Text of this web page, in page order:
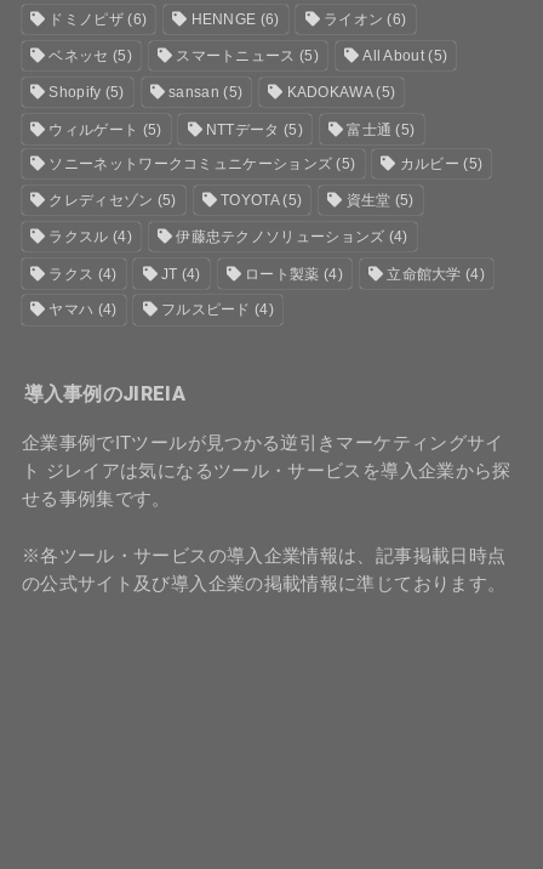
ドミノピザ(6) HENNGE (6) ライオン (6)
ベネッセ (5) スマートニュース (5) All About(5)
Shopify (5) sansan (5) KADOKAWA(5)
ウィルゲート (5) NTTデータ (5) 富士通 (5)
ソニーネットワークコミュニケーションズ (5) カルビー (5)
クレディセゾン (5) TOYOTA(5) 資生堂 (5)
ラクスル (4) 伊藤忠テクノソリューションズ (4)
ラクス (4) JT (4) ロート製薬 (4) 立命館大学 (4)
ヤマハ (4) フルスピード (4)
導入事例のJIREIA
企業事例でITツールが見つかる逆引きマーケティングサイ
ト ジレイアは気になるツール・サービスを導入企業から探
せる事例集です。
※各ツール・サービスの導入企業情報は、記事掲載日時点
の公式サイト及び導入企業の掲載情報に準じております。